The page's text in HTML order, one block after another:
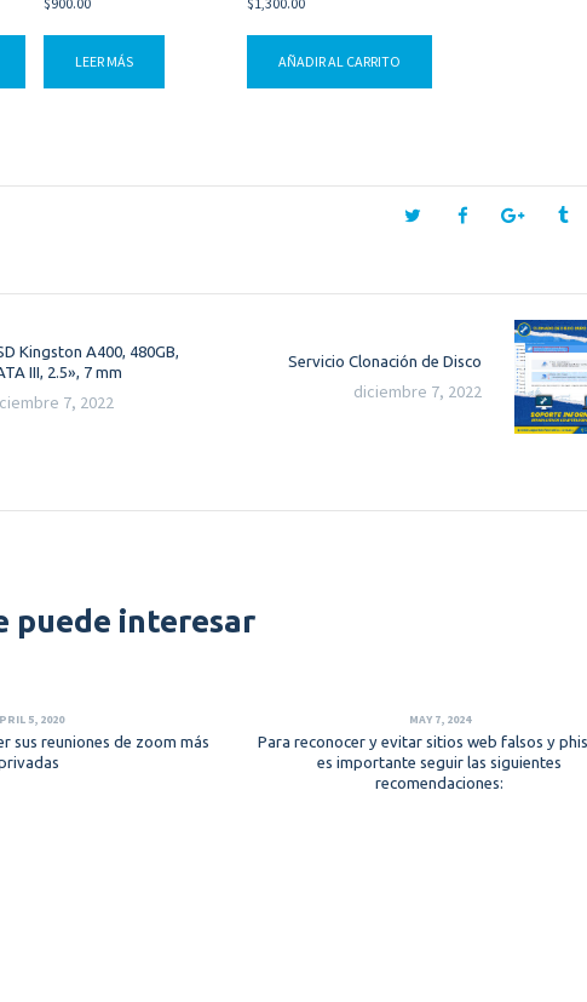
LEER MÁS AÑADIR AL CARRITO
Kingston A400, 480GB,
III, 2.5», 7 mm
7, 2022
post:
Servicio Clonación de Disco
diciembre 7, 2022
puede interesar
5, 2020
sus reuniones de zoom más
MAY 7, 2024
Para reconocer y evitar sitios web falsos y
es importante seguir las siguientes
recomendaciones: